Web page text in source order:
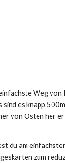
Weg von
es knapp
von Osten her
du am
zum